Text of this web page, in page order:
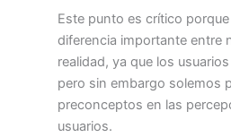
Este punto es crítico
diferencia importante entre
realidad, ya que los
pero sin embargo solemos
preconceptos en las
usuarios.